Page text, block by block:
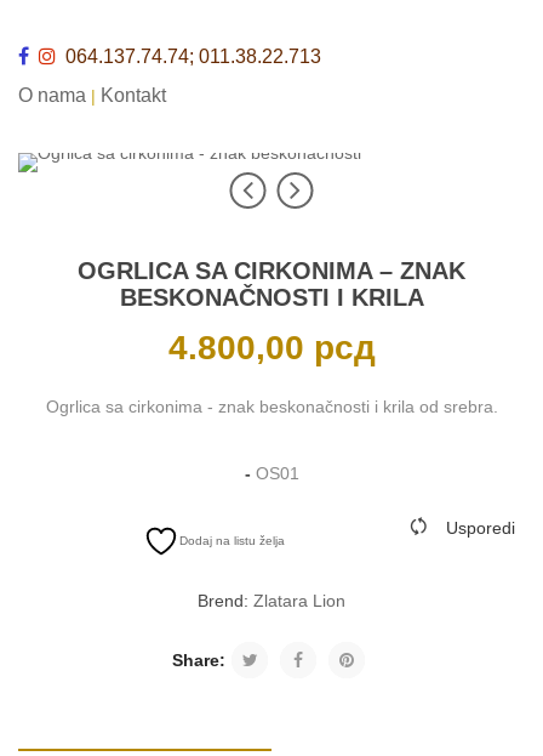
064.137.74.74; 011.38.22.713
O nama | Kontakt
OGRLICA SA CIRKONIMA – ZNAK
BESKONAČNOSTI I KRILA
4.800,00 рсд
Ogrlica sa cirkonima - znak beskonačnosti i krila od srebra.
- OS01
Dodaj na listu želja
Usporedi
Brend: Zlatara Lion
Share: